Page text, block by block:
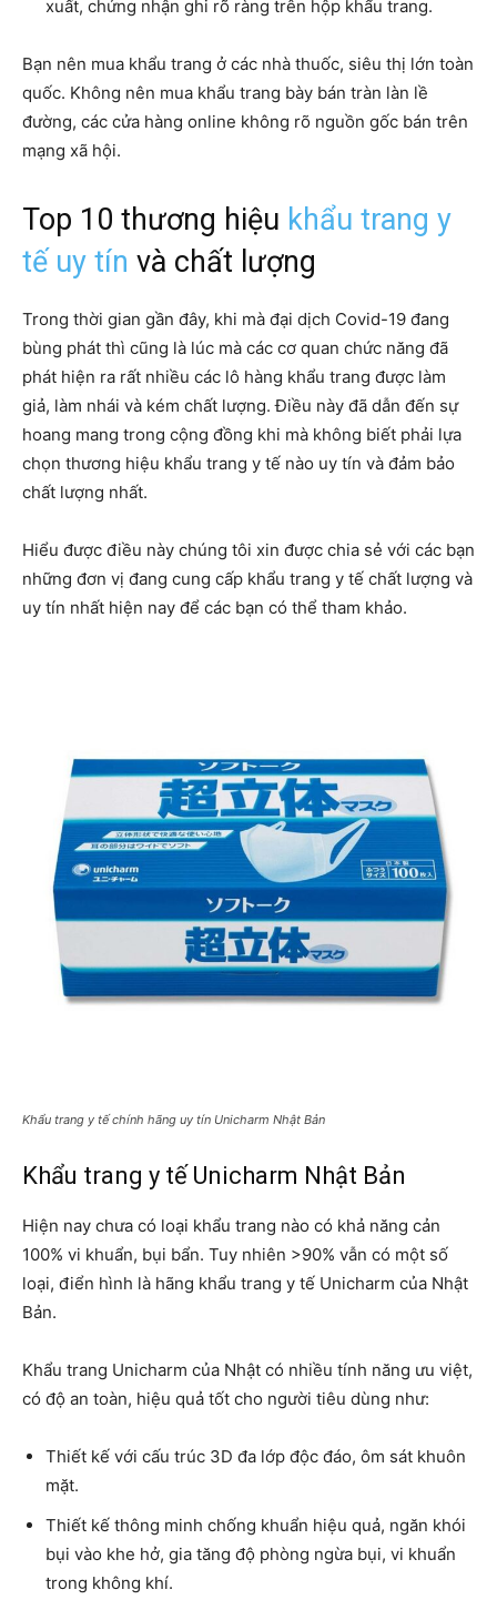
xuất, chứng nhận ghi rõ ràng trên hộp khẩu trang.
Bạn nên mua khẩu trang ở các nhà thuốc, siêu thị lớn toàn
quốc. Không nên mua khẩu trang bày bán tràn làn lề
đường, các cửa hàng online không rõ nguồn gốc bán trên
mạng xã hội.
Top 10 thương hiệu khẩu trang y
tế uy tín và chất lượng
Trong thời gian gần đây, khi mà đại dịch Covid-19 đang
bùng phát thì cũng là lúc mà các cơ quan chức năng đã
phát hiện ra rất nhiều các lô hàng khẩu trang được làm
giả, làm nhái và kém chất lượng. Điều này đã dẫn đến sự
hoang mang trong cộng đồng khi mà không biết phải lựa
chọn thương hiệu khẩu trang y tế nào uy tín và đảm bảo
chất lượng nhất.
Hiểu được điều này chúng tôi xin được chia sẻ với các bạn
những đơn vị đang cung cấp khẩu trang y tế chất lượng và
uy tín nhất hiện nay để các bạn có thể tham khảo.
Khẩu trang y tế chính hãng uy tín Unicharm Nhật Bản
Khẩu trang y tế Unicharm Nhật Bản
Hiện nay chưa có loại khẩu trang nào có khả năng cản
100% vi khuẩn, bụi bẩn. Tuy nhiên >90% vẫn có một số
loại, điển hình là hãng khẩu trang y tế Unicharm của Nhật
Bản.
Khẩu trang Unicharm của Nhật có nhiều tính năng ưu việt,
có độ an toàn, hiệu quả tốt cho người tiêu dùng như:
Thiết kế với cấu trúc 3D đa lớp độc đáo, ôm sát khuôn
mặt.
Thiết kế thông minh chống khuẩn hiệu quả, ngăn khói
bụi vào khe hở, gia tăng độ phòng ngừa bụi, vi khuẩn
trong không khí.